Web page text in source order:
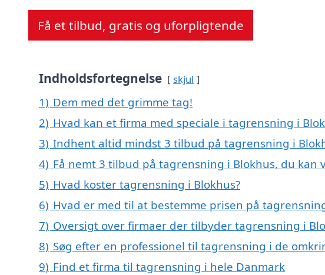
Få et tilbud, gratis og uforpligtende
Indholdsfortegnelse skjul
1) Dem med det grimme tag!
2) Hvad kan et firma med speciale i tagrensning i
3) Indhent altid mindst 3 tilbud på tagrensning i
4) Få nemt 3 tilbud på tagrensning i Blokhus, du kan
5) Hvad koster tagrensning i Blokhus?
6) Hvad er med til at bestemme prisen på
7) Oversigt over firmaer der tilbyder tagrensning i
8) Søg efter en professionel til tagrensning i de
9) Find et firma til tagrensning i hele Danmark